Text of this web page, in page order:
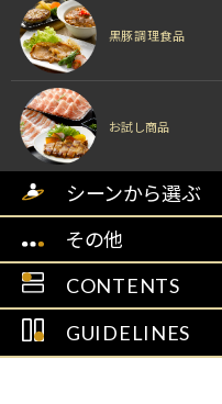
黒豚調理食品
お試し商品
シーンから選ぶ
その他
CONTENTS
GUIDELINES